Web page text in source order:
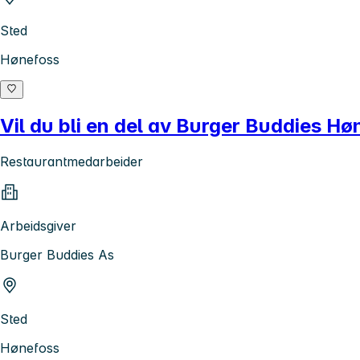
Sted
Hønefoss
Vil du bli en del av Burger Buddies
Restaurantmedarbeider
Arbeidsgiver
Burger Buddies As
Sted
Hønefoss